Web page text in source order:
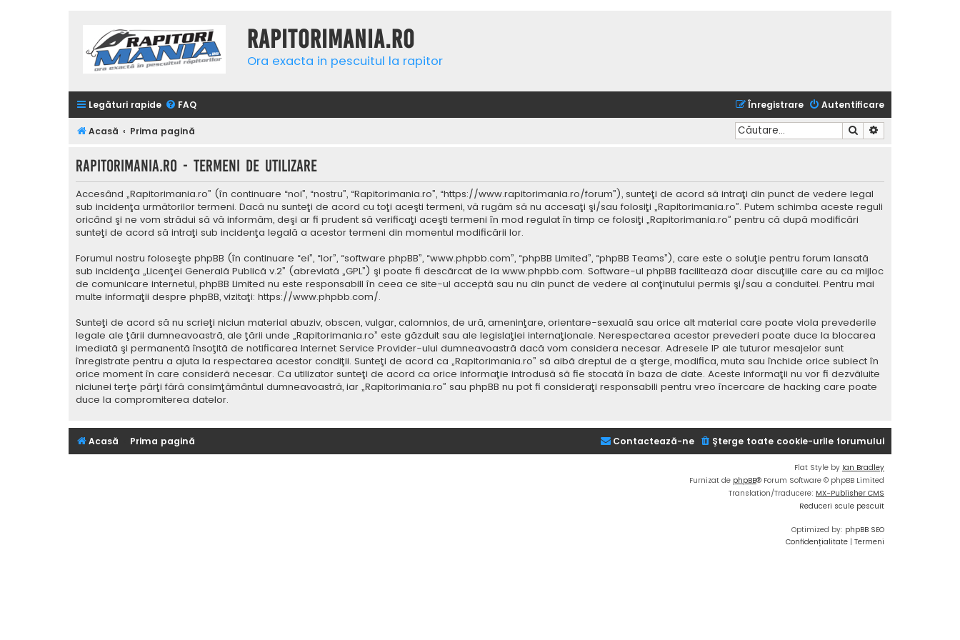
Rapitorimania.ro
Ora exacta in pescuitul la rapitor
Legături rapide FAQ Autentificare
Înregistrare
Acasă Prima pagină Căutare
Rapitorimania.ro - Termeni de utilizare
Accesând „Rapitorimania.ro” (în continuare “noi”, “nostru”, “Rapitorimania.ro”, “https://www.rapitorimania.ro/forum”), sunteţi de acord să intraţi din punct de vedere legal
sub incidenţa următorilor termeni. Dacă nu sunteţi de acord cu toţi aceşti termeni, vă rugăm să nu accesaţi şi/sau folosiţi „Rapitorimania.ro”. Putem schimba aceste reguli
oricând şi ne vom strădui să vă informăm, deşi ar fi prudent să verificaţi aceşti termeni în mod regulat în timp ce folosiţi „Rapitorimania.ro” pentru că după modificări
sunteţi de acord să intraţi sub incidenţa legală a acestor termeni din momentul modificării lor.
Forumul nostru foloseşte phpBB (în continuare “ei”, “lor”, “software phpBB”, “www.phpbb.com”, “phpBB Limited”, “phpBB Teams”), care este o soluţie pentru forum lansată
sub incidenţa „Licenţei Generală Publică v.2” (abreviată „GPL”) şi poate fi descărcat de la www.phpbb.com. Software-ul phpBB facilitează doar discuţiile care au ca mijloc
de comunicare internetul, phpBB Limited nu este responsabill în ceea ce site-ul acceptă sau nu din punct de vedere al conţinutului permis şi/sau a conduitei. Pentru mai
multe informaţii despre phpBB, vizitaţi: https://www.phpbb.com/.
Sunteţi de acord să nu scrieţi niciun material abuziv, obscen, vulgar, calomnios, de ură, ameninţare, orientare-sexuală sau orice alt material care poate viola prevederile
legale ale ţării dumneavoastră, ale ţării unde „Rapitorimania.ro” este găzduit sau ale legislaţiei internaţionale. Nerespectarea acestor prevederi poate duce la blocarea
imediată şi permanentă însoţită de notificarea Internet Service Provider-ului dumneavoastră dacă vom considera necesar. Adresele IP ale tuturor mesajelor sunt
înregistrate pentru a ajuta la respectarea acestor condiţii. Sunteţi de acord ca „Rapitorimania.ro” să aibă dreptul de a şterge, modifica, muta sau închide orice subiect în
orice moment în care consideră necesar. Ca utilizator sunteţi de acord ca orice informaţie introdusă să fie stocată în baza de date. Aceste informaţii nu vor fi dezvăluite
niciunei terţe părţi fără consimţământul dumneavoastră, iar „Rapitorimania.ro” sau phpBB nu pot fi consideraţi responsabili pentru vreo încercare de hacking care poate
duce la compromiterea datelor.
Acasă Prima pagină Şterge toate cookie-urile forumului
Contactează-ne
Flat Style by Ian Bradley
Furnizat de phpBB® Forum Software © phpBB Limited
Translation/Traducere: MX-Publisher CMS
Reduceri scule pescuit
Optimized by: phpBB SEO
Confidențialitate | Termeni